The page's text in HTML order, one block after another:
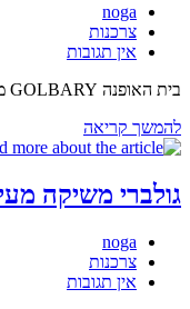
מחבר:
noga
קטגוריה:
צרכנות
תגובות:
אין תגובות
בית האופנה GOLBARY משיק את קולקציית סתיו-חורף 2020/21, קולקצייה המביאה עמה בשורת התחדשות – לכל אישה, בכל גיל ובכל מידה. היא מלאה בסטייל חדשני ועם זאת על – זמנית וכוללת…
להמשך קריאהגולברי
משיקת
סתיו
חורף
גולברי משיקה
מחבר:
noga
קטגוריה:
צרכנות
תגובות:
אין תגובות